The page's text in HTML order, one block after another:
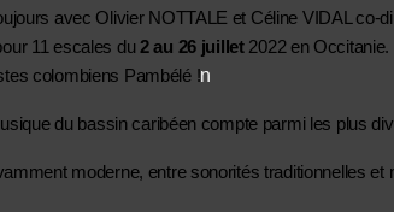
avec Olivier NOTTALE et Céline VIDAL co-
11 escales du 2 au 26 juillet 2022 en Occitanie.
colombiens Pambélé !n
du bassin caribéen compte parmi les plus
moderne, entre sonorités traditionnelles et